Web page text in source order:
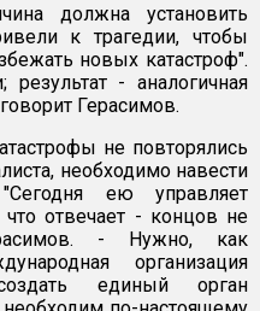
должна установить
к трагедии, чтобы
новых катастроф".
- аналогичная
Герасимов.
не повторялись
необходимо навести
ею управляет
отвечает - концов не
- Нужно, как
организация
единый орган